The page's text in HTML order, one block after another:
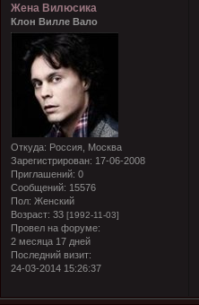
Жена Вилюсика
Клон Вилле Вало
Откуда: Россия, Москва
Зарегистрирован: 17-06-2008
Приглашений: 0
Сообщений: 15576
Пол: Женский
Возраст: 33 [1992-11-03]
Провел на форуме:
2 месяца 17 дней
Последний визит:
24-03-2014 15:26:37